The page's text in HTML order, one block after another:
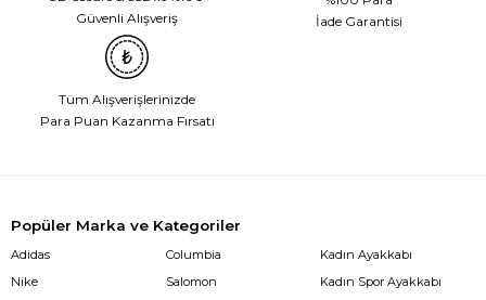
Güvenli Alışveriş
İade Garantisi
Tüm Alışverişlerinizde
Para Puan Kazanma Fırsatı
Popüler Marka ve Kategoriler
Adidas
Nike
Columbia
Salomon
Kadın Ayakkabı
Kadın Spor Ayakkabı